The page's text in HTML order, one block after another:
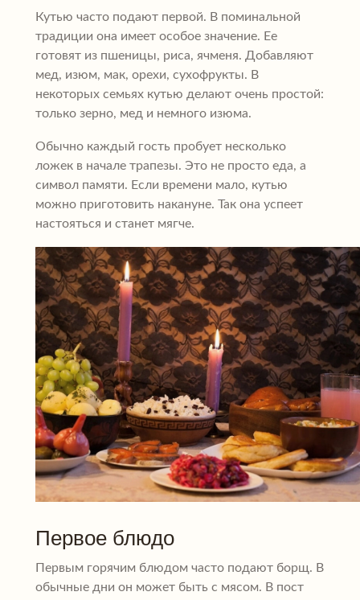
Кутью часто подают первой. В поминальной
традиции она имеет особое значение. Ее
готовят из пшеницы, риса, ячменя. Добавляют
мед, изюм, мак, орехи, сухофрукты. В
некоторых семьях кутью делают очень простой:
только зерно, мед и немного изюма.
Обычно каждый гость пробует несколько
ложек в начале трапезы. Это не просто еда, а
символ памяти. Если времени мало, кутью
можно приготовить накануне. Так она успеет
настояться и станет мягче.
Первое блюдо
Первым горячим блюдом часто подают борщ. В
обычные дни он может быть с мясом. В пост